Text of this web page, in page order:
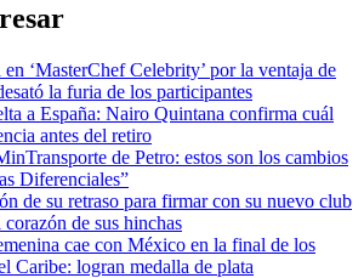
en ‘MasterChef Celebrity’ por la ventaja de
la furia de los participantes
a España: Nairo Quintana confirma cuál
antes del retiro
de Petro: estos son los cambios
Diferenciales”
de su retraso para firmar con su nuevo club
de sus hinchas
cae con México en la final de los
Caribe: logran medalla de plata